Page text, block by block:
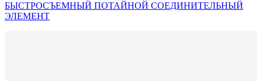
БЫСТРОСЪЕМНЫЙ ПОТАЙНОЙ СОЕДИНИТЕЛЬНЫЙ
ЭЛЕМЕНТ